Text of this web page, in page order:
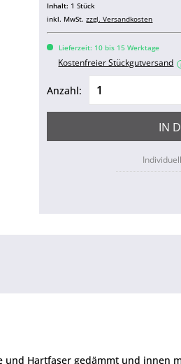
Inhalt: 1 Stück
inkl. MwSt.zzgl. Versandkosten
Lieferzeit: 10 bis 15 Werktage
Kostenfreier Stückgutversand i
Anzahl:
IN
und Hartfaser gedämmt und